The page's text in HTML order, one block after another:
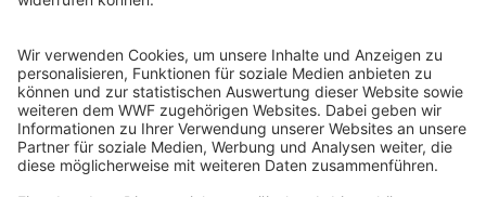
10117 Berlin
Ihre Spende kann steuerlich geltend gemacht werden
Registriert als Stiftung WWF Deutschland, Senatsverwaltung für
Justiz Berlin, Az: 3416/976/2
Umsatzsteuer-Identifikationsnummer: DE 114236103